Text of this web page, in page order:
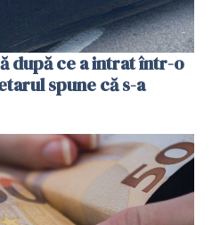
după ce a intrat într-o
spune că s-a